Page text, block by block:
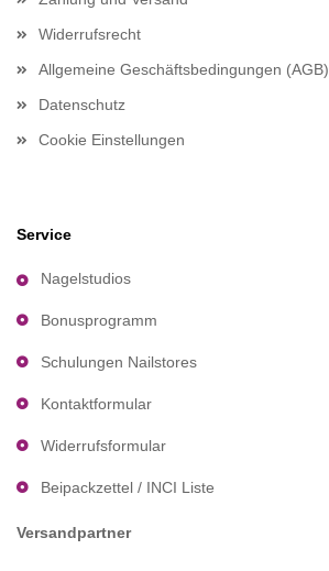
Widerrufsrecht
Allgemeine Geschäftsbedingungen (AGB)
Datenschutz
Cookie Einstellungen
Service
Nagelstudios
Bonusprogramm
Schulungen Nailstores
Kontaktformular
Widerrufsformular
Beipackzettel / INCI Liste
Versandpartner